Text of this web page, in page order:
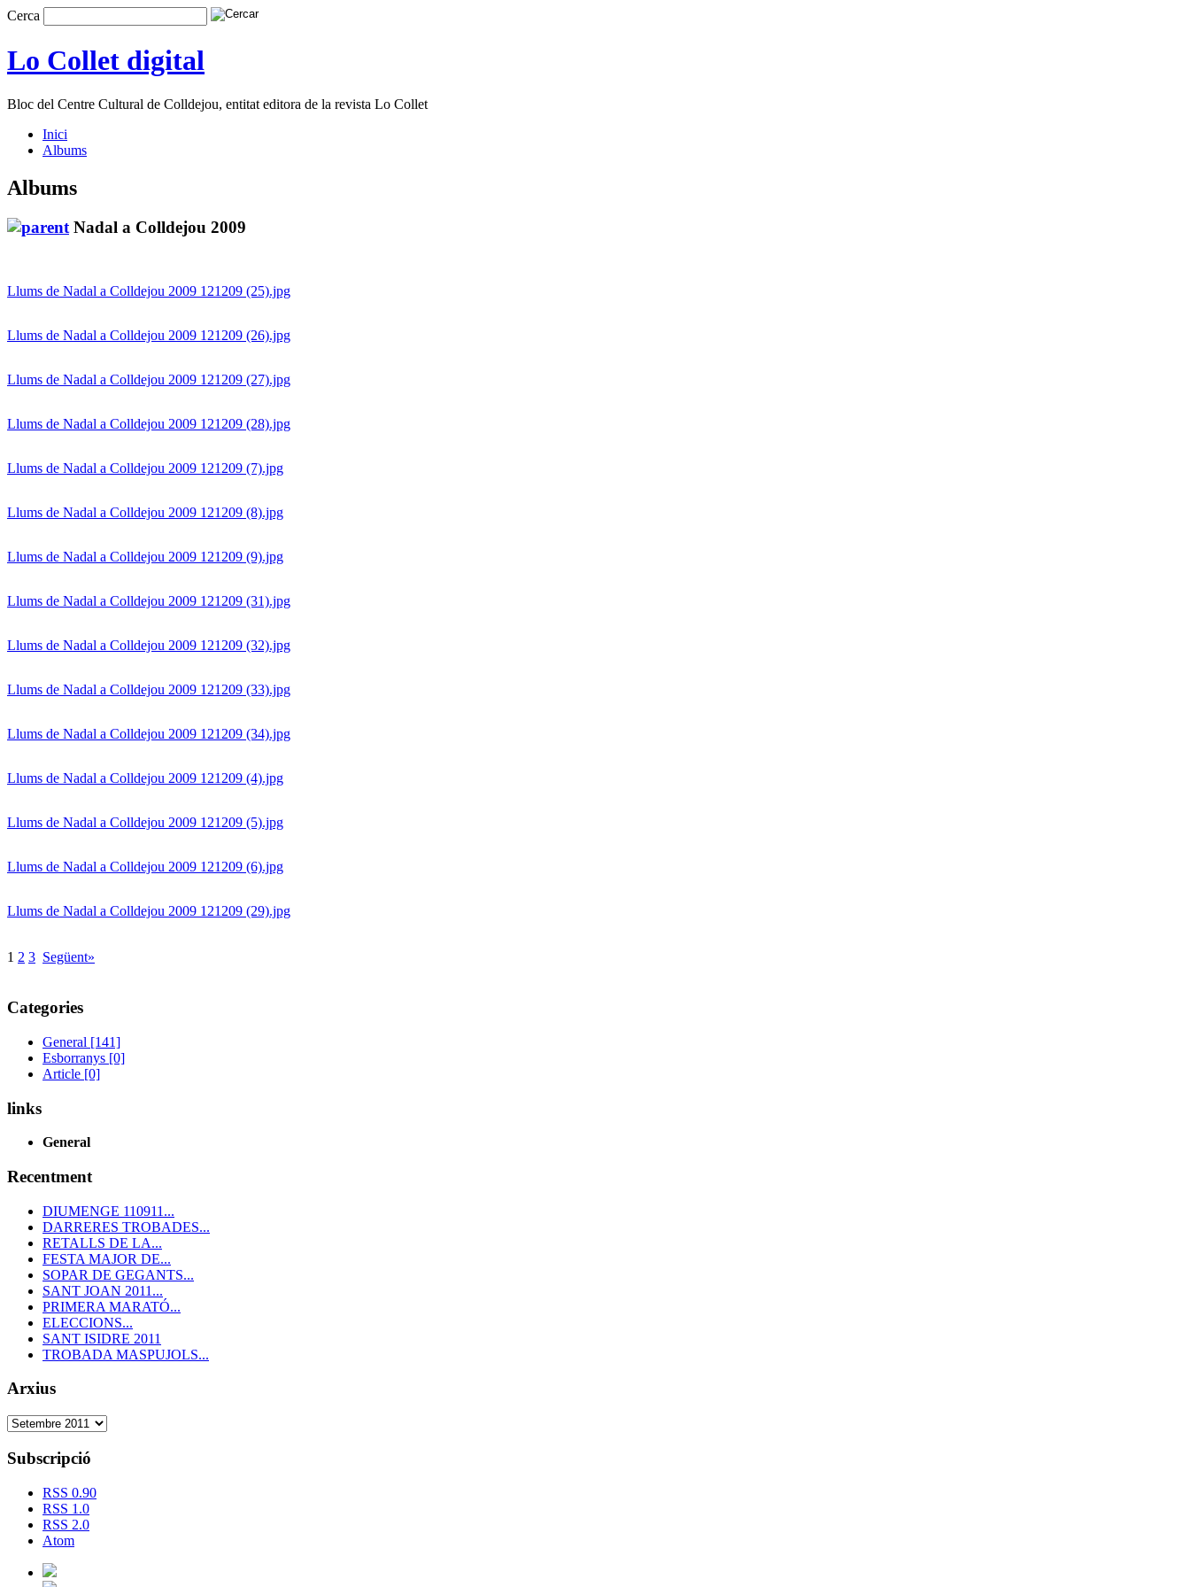
Cerca
Lo Collet digital
Bloc del Centre Cultural de Colldejou, entitat editora de la revista Lo Collet
Inici
Albums
Albums
Nadal a Colldejou 2009
Llums de Nadal a Colldejou 2009 121209 (25).jpg
Llums de Nadal a Colldejou 2009 121209 (26).jpg
Llums de Nadal a Colldejou 2009 121209 (27).jpg
Llums de Nadal a Colldejou 2009 121209 (28).jpg
Llums de Nadal a Colldejou 2009 121209 (7).jpg
Llums de Nadal a Colldejou 2009 121209 (8).jpg
Llums de Nadal a Colldejou 2009 121209 (9).jpg
Llums de Nadal a Colldejou 2009 121209 (31).jpg
Llums de Nadal a Colldejou 2009 121209 (32).jpg
Llums de Nadal a Colldejou 2009 121209 (33).jpg
Llums de Nadal a Colldejou 2009 121209 (34).jpg
Llums de Nadal a Colldejou 2009 121209 (4).jpg
Llums de Nadal a Colldejou 2009 121209 (5).jpg
Llums de Nadal a Colldejou 2009 121209 (6).jpg
Llums de Nadal a Colldejou 2009 121209 (29).jpg
1 2 3 Següent»
Categories
General [141]
Esborranys [0]
Article [0]
links
General
Recentment
DIUMENGE 110911...
DARRERES TROBADES...
RETALLS DE LA...
FESTA MAJOR DE...
SOPAR DE GEGANTS...
SANT JOAN 2011...
PRIMERA MARATÓ...
ELECCIONS...
SANT ISIDRE 2011
TROBADA MASPUJOLS...
Arxius
Subscripció
RSS 0.90
RSS 1.0
RSS 2.0
Atom